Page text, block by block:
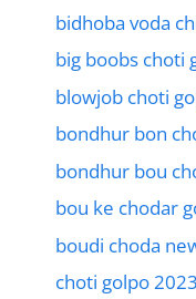
bidhoba voda
big boobs choti
blowjob choti
bondhur bon
bondhur bou
bou ke chodar
boudi choda
choti golpo 2023